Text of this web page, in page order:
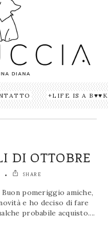
LIFE IS A B♥♥K
DI OTTOBRE
SHARE
Buon pomeriggio amiche,
e ho deciso di fare
probabile acquisto....